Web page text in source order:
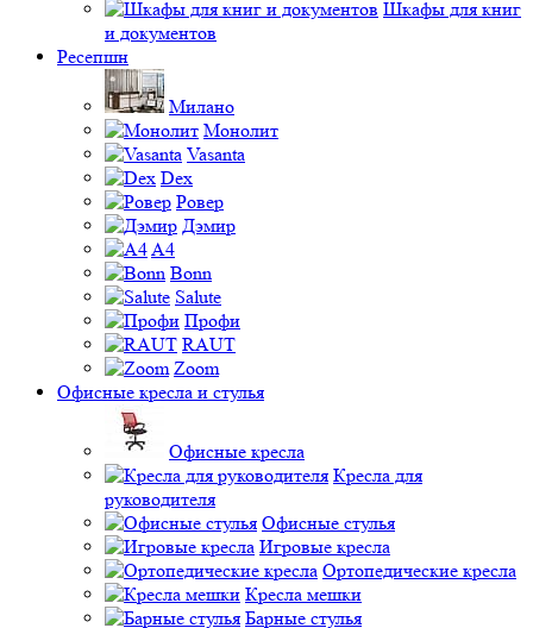
Шкафы для книг
и документов
Ресепшн
Милано
Монолит
Vasanta
Dex
Ровер
Дэмир
A4
Bonn
Salute
Профи
RAUT
Zoom
Офисные кресла и стулья
Офисные кресла
Кресла для
руководителя
Офисные стулья
Игровые кресла
Ортопедические кресла
Кресла мешки
Барные стулья